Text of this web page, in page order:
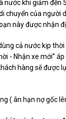
khi giảm đến
chuyển của
này được nhận
cả nước kịp
- Nhận xe mới”
hàng sẽ được
( ân hạn nợ gốc